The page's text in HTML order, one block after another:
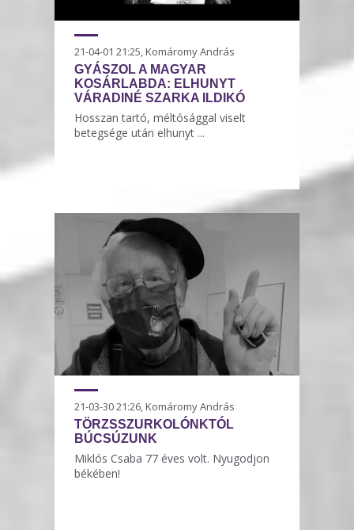
21-04-01 21:25, Komáromy András
GYÁSZOL A MAGYAR
KOSÁRLABDA: ELHUNYT
VÁRADINÉ SZARKA ILDIKÓ
Hosszan tartó, méltósággal viselt
betegsége után elhunyt ...
21-03-30 21:26, Komáromy András
TÖRZSSZURKOLÓNKTÓL
BÚCSÚZUNK
Miklós Csaba 77 éves volt. Nyugodjon
békében!